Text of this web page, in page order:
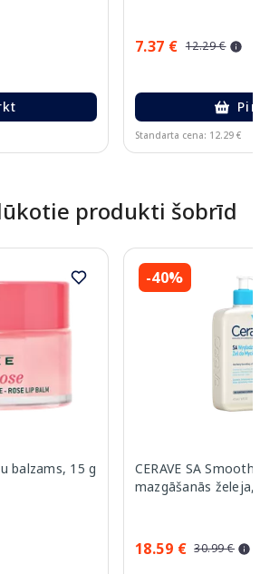
7.37 € 12.29 €
Standarta cena: 12.29 €
produkti šobrīd
balzams, 15 g
-40%
CERAVE SA
mazgāšanās želeja,
18.59 € 30.99 €